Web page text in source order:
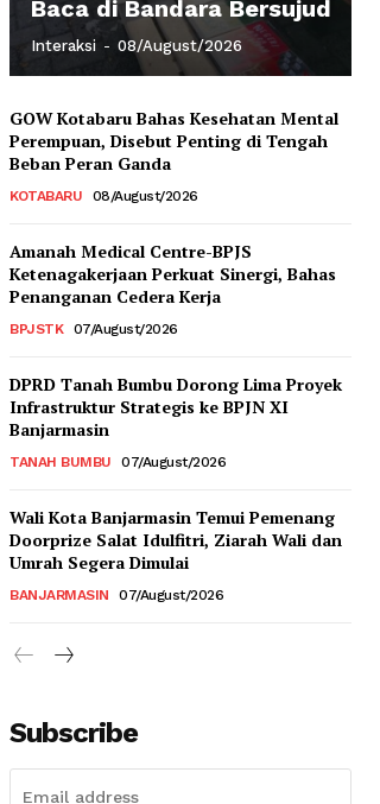
Baca di Bandara Bersujud
Interaksi - 08/August/2026
GOW Kotabaru Bahas Kesehatan Mental
Perempuan, Disebut Penting di Tengah
Beban Peran Ganda
KOTABARU 08/August/2026
Amanah Medical Centre-BPJS
Ketenagakerjaan Perkuat Sinergi, Bahas
Penanganan Cedera Kerja
BPJSTK 07/August/2026
DPRD Tanah Bumbu Dorong Lima Proyek
Infrastruktur Strategis ke BPJN XI
Banjarmasin
TANAH BUMBU 07/August/2026
Wali Kota Banjarmasin Temui Pemenang
Doorprize Salat Idulfitri, Ziarah Wali dan
Umrah Segera Dimulai
BANJARMASIN 07/August/2026
Subscribe